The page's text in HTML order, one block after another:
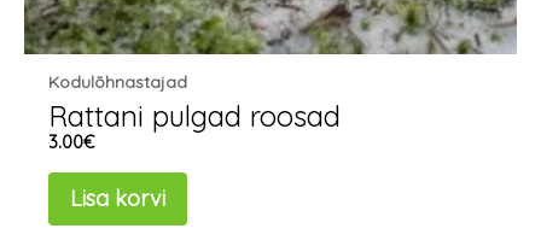
Kodulõhnastajad
Rattani pulgad roosad
3.00€
Lisa korvi